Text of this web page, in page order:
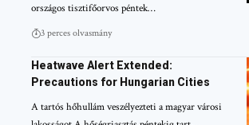
országos tisztifőorvos péntek…
3 perces olvasmány
Heatwave Alert Extended:
Precautions for Hungarian Cities
A tartós hőhullám veszélyezteti a magyar városi